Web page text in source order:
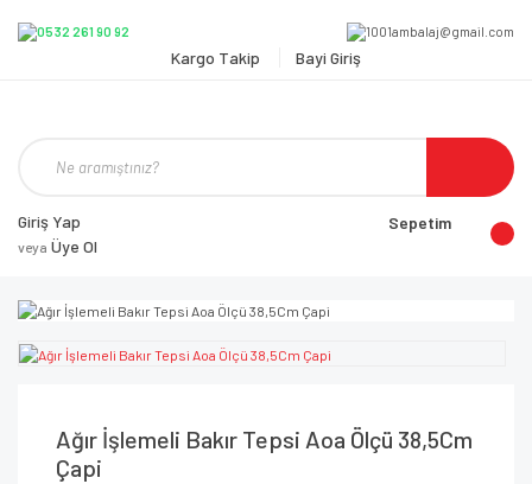
Kargo Takip Bayi Giriş
Giriş Yap
veya Üye Ol
Sepetim
Ağır İşlemeli Bakır Tepsi Aoa Ölçü 38,5Cm
Çapi